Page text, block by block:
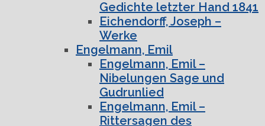
Gedichte letzter Hand 1841
Eichendorff, Joseph –
Werke
Engelmann, Emil
Engelmann, Emil –
Nibelungen Sage und
Gudrunlied
Engelmann, Emil –
Rittersagen des